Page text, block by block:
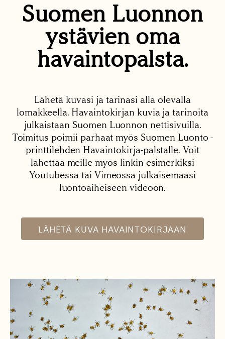
Suomen Luonnon
ystävien oma
havaintopalsta.
Lähetä kuvasi ja tarinasi alla olevalla
lomakkeella. Havaintokirjan kuvia ja tarinoita
julkaistaan Suomen Luonnon nettisivuilla.
Toimitus poimii parhaat myös Suomen Luonto -
printtilehden Havaintokirja-palstalle. Voit
lähettää meille myös linkin esimerkiksi
Youtubessa tai Vimeossa julkaisemaasi
luontoaiheiseen videoon.
LÄHETÄ KUVA HAVAINTOKIRJAAN